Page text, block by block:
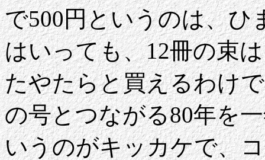
で500円というのは、ひ
はいっても、12冊の束
たやたらと買えるわけ
の号とつながる80年を
いうのがキッカケで、